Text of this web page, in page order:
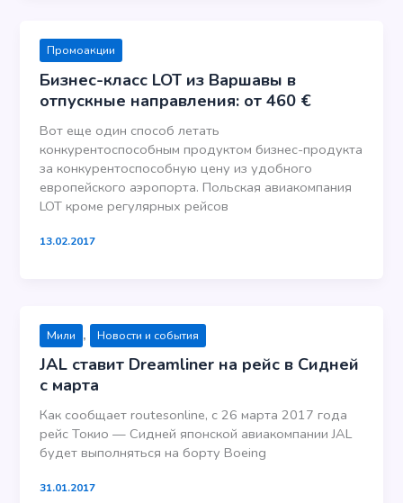
Промоакции
Бизнес-класс LOT из Варшавы в
отпускные направления: от 460 €
Вот еще один способ летать
конкурентоспособным продуктом бизнес-продукта
за конкурентоспособную цену из удобного
европейского аэропорта. Польская авиакомпания
LOT кроме регулярных рейсов
13.02.2017
Мили , Новости и события
JAL ставит Dreamliner на рейс в Сидней
с марта
Как сообщает routesonline, с 26 марта 2017 года
рейс Токио — Сидней японской авиакомпании JAL
будет выполняться на борту Boeing
31.01.2017